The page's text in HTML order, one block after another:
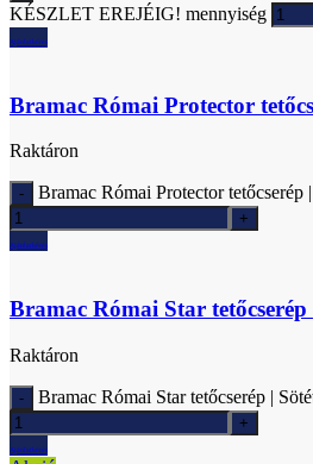
KÉSZLET EREJÉIG! mennyiség
Ajánlatkérés
Bramac Római Protector
Raktáron
Bramac Római Protector tetőcserép
Ajánlatkérés
Bramac Római Star
Raktáron
Bramac Római Star tetőcserép |
Ajánlatkérés